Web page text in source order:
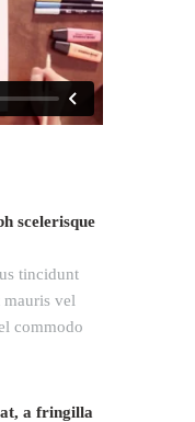
scelerisque
tincidunt
mauris vel
commodo
a fringilla